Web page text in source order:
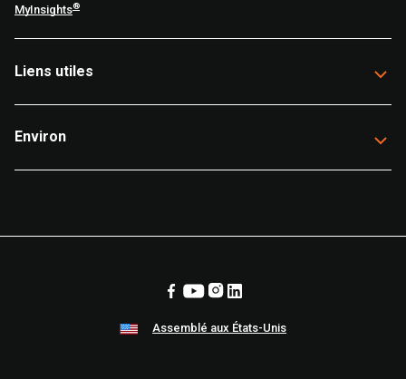
MyInsights®
Liens utiles
Environ
Assemblé aux États-Unis